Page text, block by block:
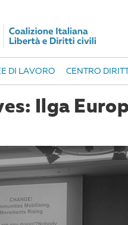
DI LAVORO CENTRO
Ilga